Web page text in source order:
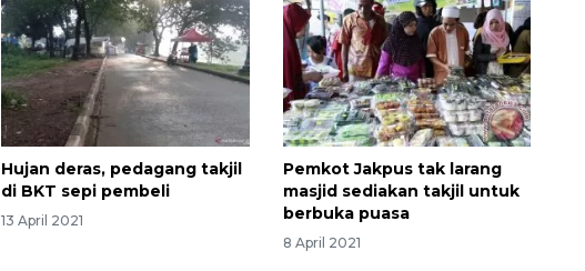
Hujan deras, pedagang takjil
di BKT sepi pembeli
13 April 2021
Pemkot Jakpus tak larang
masjid sediakan takjil untuk
berbuka puasa
8 April 2021